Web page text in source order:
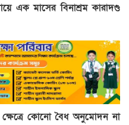
এক মাসের বিনাশ্রম কারাদণ্ড
কোনো বৈধ অনুমোদন না